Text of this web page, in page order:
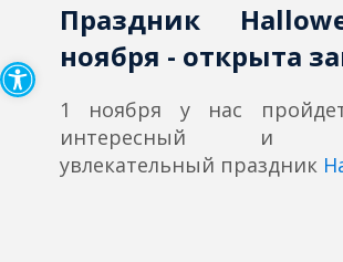
Открыть панель
Праздник
ноября - открыта
1 ноября у нас
интересный и
увлекательный праздник